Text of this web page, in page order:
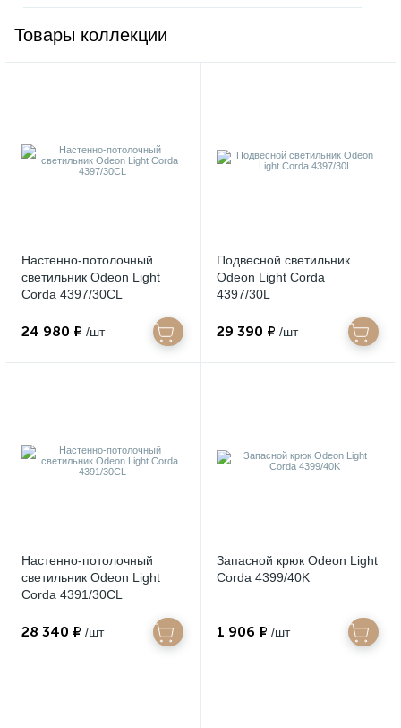
Товары коллекции
Настенно-потолочный
светильник Odeon Light
Corda 4397/30CL
24 980 ₽ /шт
Подвесной светильник
Odeon Light Corda
4397/30L
29 390 ₽ /шт
Настенно-потолочный
светильник Odeon Light
Corda 4391/30CL
28 340 ₽ /шт
Запасной крюк Odeon Light
Corda 4399/40K
1 906 ₽ /шт